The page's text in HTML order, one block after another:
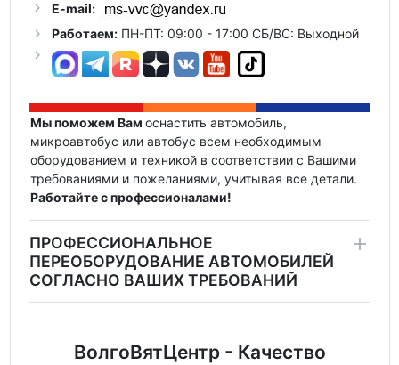
E-mail:
Работаем:ПН-ПТ: 09:00 - 17:00 СБ/ВС: Выходной
Мы поможем Вам оснастить автомобиль,
микроавтобус или автобус всем необходимым
оборудованием и техникой в соответствии с Вашими
требованиями и пожеланиями, учитывая все детали.
Работайте с профессионалами!
ПРОФЕССИОНАЛЬНОЕ
ПЕРЕОБОРУДОВАНИЕ АВТОМОБИЛЕЙ
СОГЛАСНО ВАШИХ ТРЕБОВАНИЙ
ВолгоВятЦентр - Качество